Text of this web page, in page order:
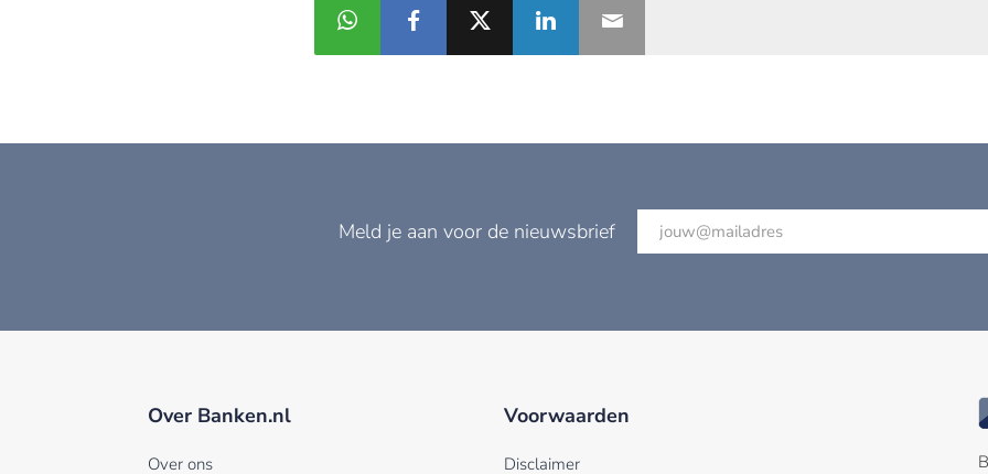
Meld je aan voor de nieuwsbrief
Over Banken.nl
Over ons
Voorwaarden
Disclaimer